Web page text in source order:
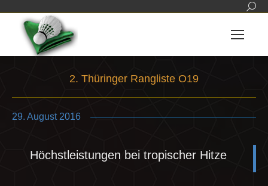
2. Thüringer Rangliste O19
29. August 2016
Höchstleistungen bei tropischer Hitze